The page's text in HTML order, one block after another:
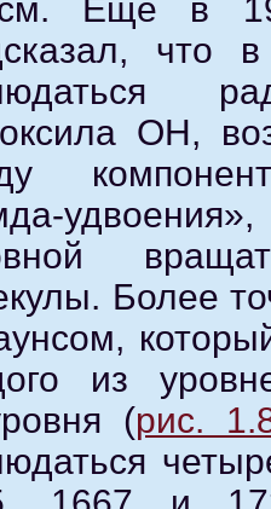
Еще в
что
ОН,
Более
из
(рис.